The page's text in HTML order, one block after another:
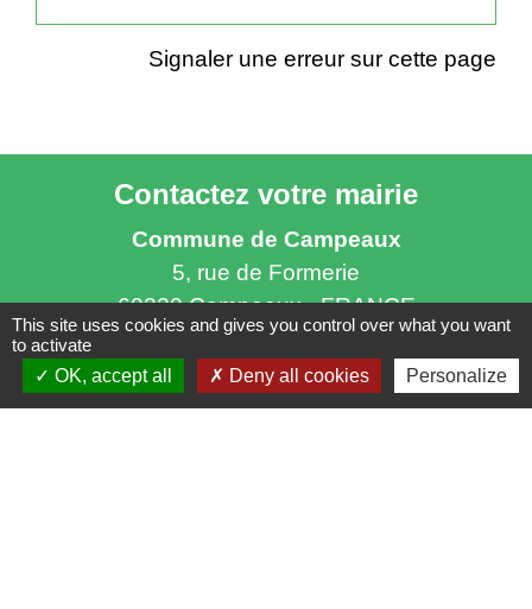
Signaler une erreur sur cette page
Contactez votre mairie
Commune de Campeaux
5, rue de Formerie
60220 Campeaux - FRANCE
+33 3 44 46 15 09
Contact par formulaire
This site uses cookies and gives you control over what you want
to activate
OK, accept all
Deny all cookies Personalize